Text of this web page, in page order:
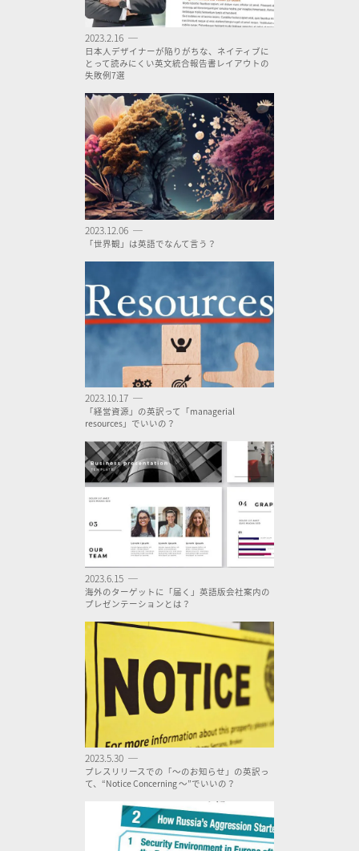
2023.2.16 ─
日本人デザイナーが陥りがちな、ネイティブに
とって読みにくい英文統合報告書レイアウトの
失敗例7選
2023.12.06 ─
「世界観」は英語でなんて言う？
2023.10.17 ─
「経営資源」の英訳って「managerial
resources」でいいの？
2023.6.15 ─
海外のターゲットに「届く」英語版会社案内の
プレゼンテーションとは？
2023.5.30 ─
プレスリリースでの「〜のお知らせ」の英訳っ
て、“Notice Concerning 〜”でいいの？